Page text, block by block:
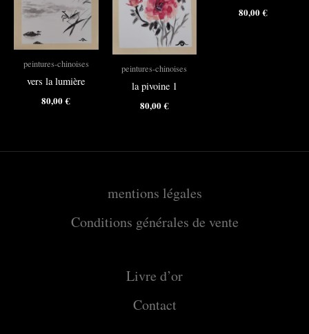
peintures-chinoises
vers la lumière
80,00€
peintures-chinoises
la pivoine 1
80,00€
80,00€
mentions légales
Conditions générales de vente
Livre d’or
Contact